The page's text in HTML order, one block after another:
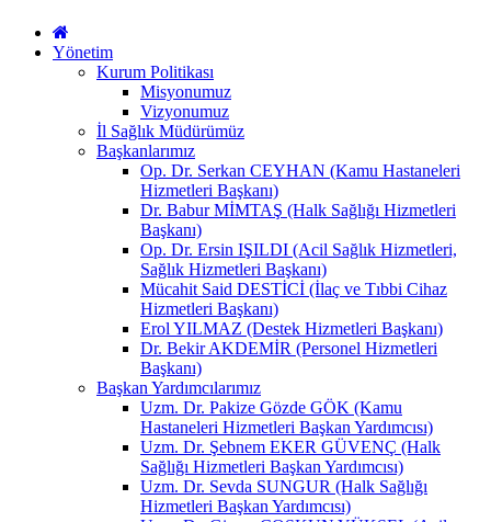
Yönetim
Kurum Politikası
Misyonumuz
Vizyonumuz
İl Sağlık Müdürümüz
Başkanlarımız
Op. Dr. Serkan CEYHAN (Kamu Hastaneleri
Hizmetleri Başkanı)
Dr. Babur MİMTAŞ (Halk Sağlığı Hizmetleri
Başkanı)
Op. Dr. Ersin IŞILDI (Acil Sağlık Hizmetleri,
Sağlık Hizmetleri Başkanı)
Mücahit Said DESTİCİ (İlaç ve Tıbbi Cihaz
Hizmetleri Başkanı)
Erol YILMAZ (Destek Hizmetleri Başkanı)
Dr. Bekir AKDEMİR (Personel Hizmetleri
Başkanı)
Başkan Yardımcılarımız
Uzm. Dr. Pakize Gözde GÖK (Kamu
Hastaneleri Hizmetleri Başkan Yardımcısı)
Uzm. Dr. Şebnem EKER GÜVENÇ (Halk
Sağlığı Hizmetleri Başkan Yardımcısı)
Uzm. Dr. Sevda SUNGUR (Halk Sağlığı
Hizmetleri Başkan Yardımcısı)